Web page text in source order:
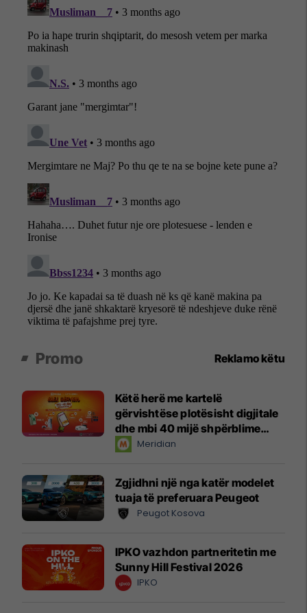
Promo Reklamo këtu
Këtë herë me kartelë
gërvishtëse plotësisht digjitale
dhe mbi 40 mijë shpërblime
instant!Meridian
Zgjidhni një nga katër modelet
tuaja të preferuara Peugeot
Peugot Kosova
IPKO vazhdon partneritetin me
Sunny Hill Festival 2026
IPKO